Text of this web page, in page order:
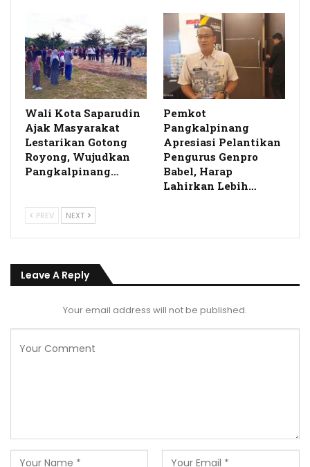
Wali Kota Saparudin
Ajak Masyarakat
Lestarikan Gotong
Royong, Wujudkan
Pangkalpinang…
Pemkot
Pangkalpinang
Apresiasi Pelantikan
Pengurus Genpro
Babel, Harap
Lahirkan Lebih…
PREV NEXT
Leave A Reply
Your email address will not be published.